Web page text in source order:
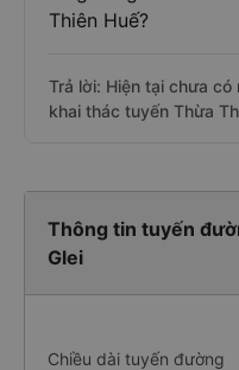
Thiên Huế?
Trả lời: Hiện tại chưa
khai thác tuyến Thừa
Thông tin tuyến
Glei
Chiều dài tuyến đường